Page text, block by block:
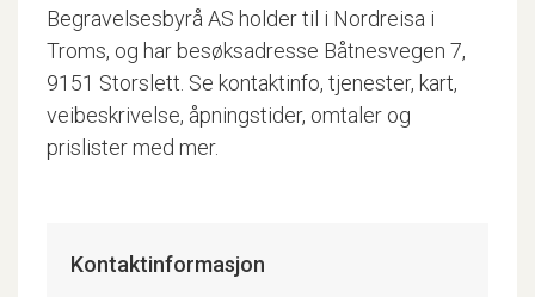
Begravelsesbyrå AS holder til i Nordreisa i
Troms, og har besøksadresse Båtnesvegen 7,
9151 Storslett. Se kontaktinfo, tjenester, kart,
veibeskrivelse, åpningstider, omtaler og
prislister med mer.
Kontaktinformasjon